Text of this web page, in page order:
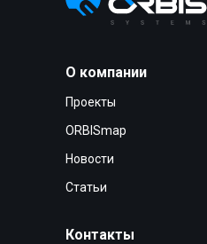
Статьи
Новости
ORBISmap
О компании
Контакты
Проекты